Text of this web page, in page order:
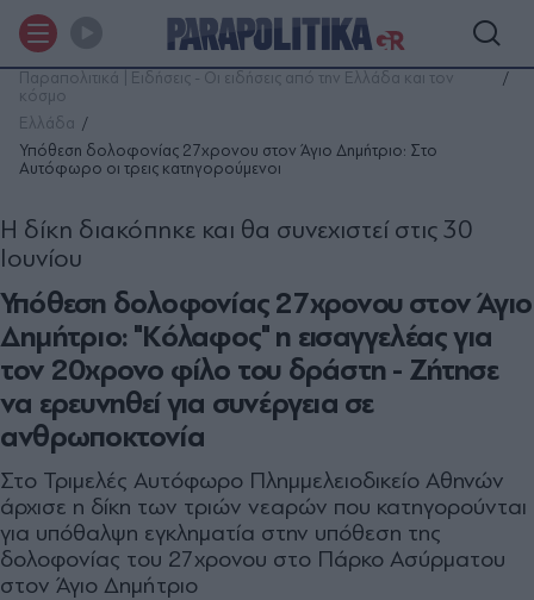
Παραπολιτικά | Ειδήσεις - Οι ειδήσεις από την Ελλάδα και τον
κόσμο
Ελλάδα
Υπόθεση δολοφονίας 27χρονου στον Άγιο Δημήτριο: Στο
Αυτόφωρο οι τρεις κατηγορούμενοι
Υπόθεση δολοφονίας 27χρονου στον Άγιο
Δημήτριο: "Κόλαφος" η εισαγγελέας για
τον 20χρονο φίλο του δράστη - Ζήτησε
να ερευνηθεί για συνέργεια σε
ανθρωποκτονία
Η δίκη διακόπηκε και θα συνεχιστεί στις 30
Ιουνίου
Στο Τριμελές Αυτόφωρο Πλημμελειοδικείο Αθηνών
άρχισε η δίκη των τριών νεαρών που κατηγορούνται
για υπόθαλψη εγκληματία στην υπόθεση της
δολοφονίας του 27χρονου στο Πάρκο Ασύρματου
στον Άγιο Δημήτριο